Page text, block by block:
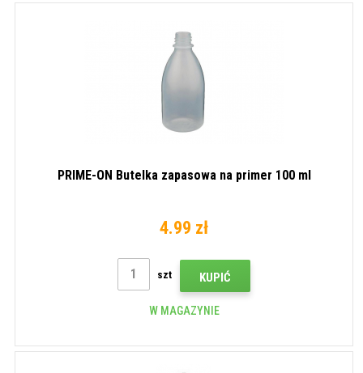
PRIME-ON Butelka zapasowa na primer 100 ml
4.99 zł
szt KUPIĆ
W MAGAZYNIE